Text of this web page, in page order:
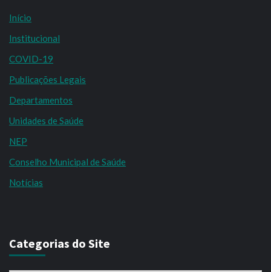
Início
Institucional
COVID-19
Publicações Legais
Departamentos
Unidades de Saúde
NEP
Conselho Municipal de Saúde
Notícias
Categorias do Site